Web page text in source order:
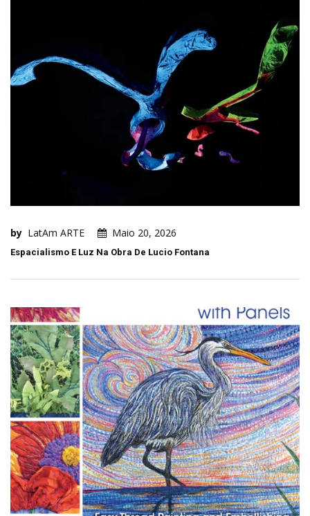
by LatAm ARTE Maio 20, 2026
Espacialismo E Luz Na Obra De Lucio Fontana